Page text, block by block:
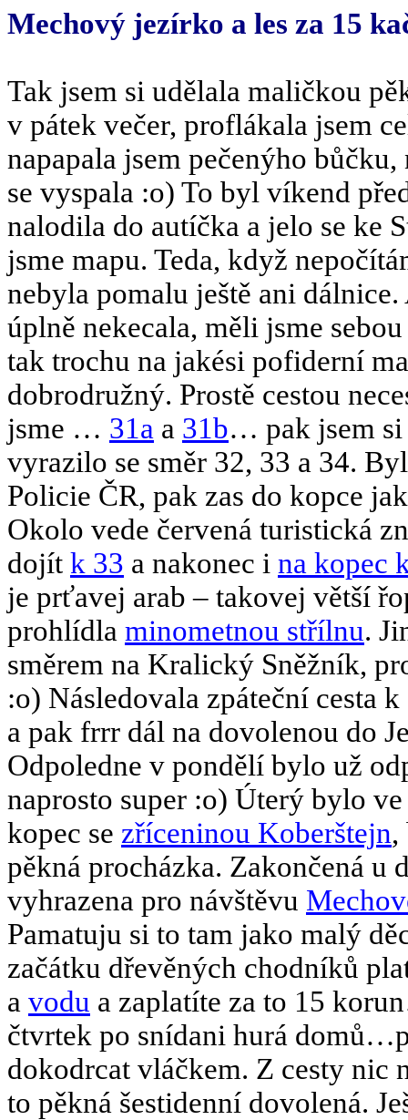
Mechový jezírko a les za 15
Tak jsem si udělala maličkou
v pátek večer, proflákala jsem
napapala jsem pečenýho
se vyspala :o) To byl víkend
nalodila do autíčka a jelo se ke
jsme mapu. Teda, když
nebyla pomalu ještě ani
úplně nekecala, měli jsme
tak trochu na jakési pofiderní
dobrodružný. Prostě cestou
jsme … 31a a 31b… pak jsem si
vyrazilo se směr 32, 33 a 34.
Policie ČR, pak zas do kopce
Okolo vede červená turistická
dojít k 33 a nakonec i na kopec
je prťavej arab – takovej větší
prohlídla minometnou střílnu.
směrem na Kralický Sněžník,
:o) Následovala zpáteční cesta
a pak frrr dál na dovolenou do
Odpoledne v pondělí bylo už
naprosto super :o) Úterý bylo
kopec se zříceninou Koberštejn,
pěkná procházka. Zakončená u
vyhrazena pro návštěvu
Pamatuju si to tam jako malý
začátku dřevěných chodníků
a vodu a zaplatíte za to 15
čtvrtek po snídani hurá
dokodrcat vláčkem. Z cesty
to pěkná šestidenní dovolená.